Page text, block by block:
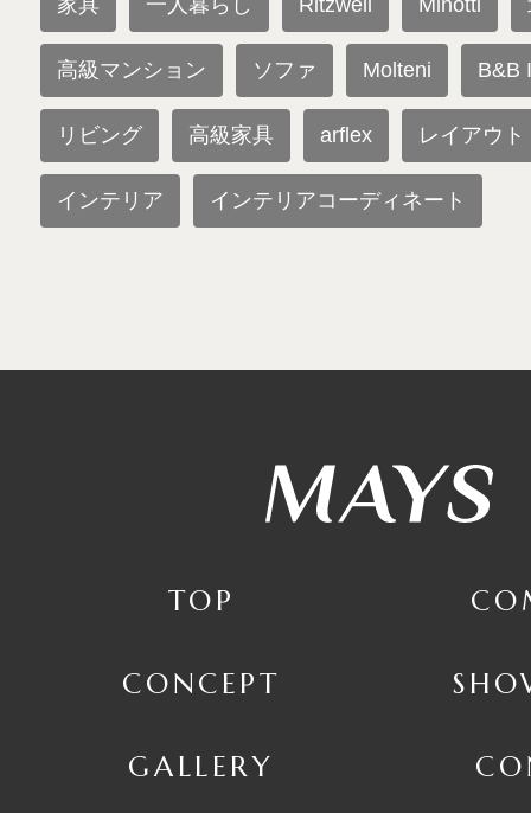
家具 一人暮らし Ritzwell Minotti
高級マンション ソファ Molteni B&B
リビング 高級家具 arflex レイアウト
インテリア インテリアコーディネート
TOP
CONCEPT
GALLERY